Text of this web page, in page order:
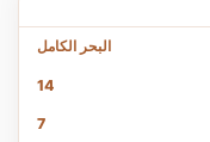
البحر الكامل
14
7